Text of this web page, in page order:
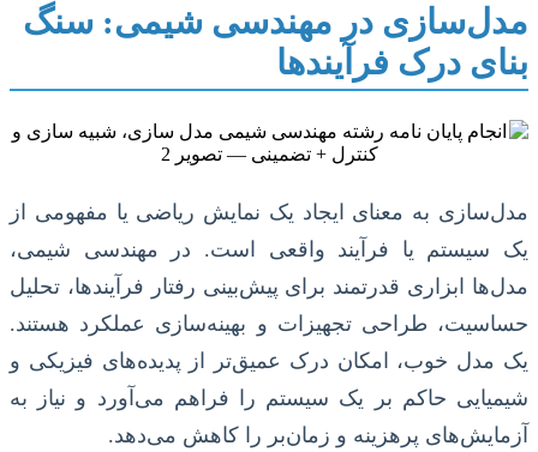
مدل‌سازی در مهندسی شیمی: سنگ
بنای درک فرآیندها
مدل‌سازی به معنای ایجاد یک نمایش ریاضی یا مفهومی از
یک سیستم یا فرآیند واقعی است. در مهندسی شیمی،
مدل‌ها ابزاری قدرتمند برای پیش‌بینی رفتار فرآیندها، تحلیل
حساسیت، طراحی تجهیزات و بهینه‌سازی عملکرد هستند.
یک مدل خوب، امکان درک عمیق‌تر از پدیده‌های فیزیکی و
شیمیایی حاکم بر یک سیستم را فراهم می‌آورد و نیاز به
آزمایش‌های پرهزینه و زمان‌بر را کاهش می‌دهد.